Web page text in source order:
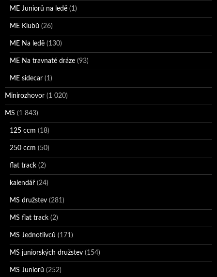
ME Juniorů na ledě (1)
ME Klubů (26)
ME Na ledě (130)
ME Na travnaté dráze (93)
ME sidecar (1)
Minirozhovor (1 020)
MS (1 843)
125 ccm (18)
250 ccm (50)
flat track (2)
kalendář (24)
MS družstev (281)
MS flat track (2)
MS Jednotlivců (171)
MS juniorských družstev (154)
MS Juniorů (252)